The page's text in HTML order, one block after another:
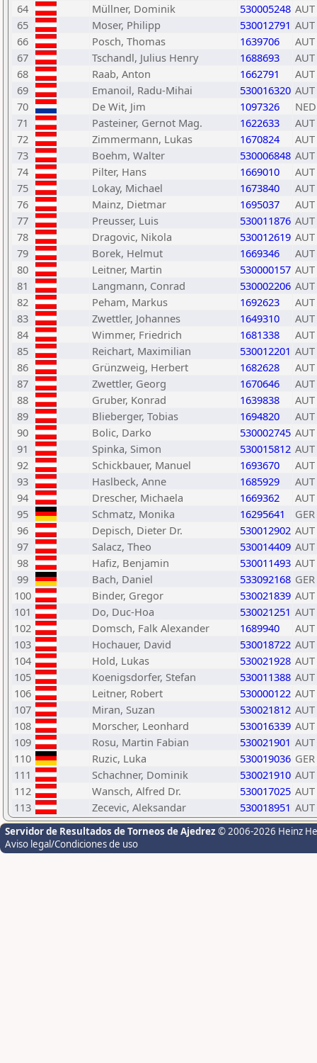
64
Müllner, Dominik 530005248 AUT
65
Moser, Philipp 530012791 AUT
66
Posch, Thomas 1639706
AUT
67
Tschandl, Julius Henry 1688693
AUT
68
Raab, Anton 1662791
AUT
69
Emanoil, Radu-Mihai 530016320 AUT
70
De Wit, Jim 1097326
NED
71
Pasteiner, Gernot Mag. 1622633
AUT
72
Zimmermann, Lukas 1670824
AUT
73
Boehm, Walter 530006848 AUT
74
Pilter, Hans 1669010
AUT
75
Lokay, Michael 1673840
AUT
76
Mainz, Dietmar 1695037
AUT
77
Preusser, Luis 530011876 AUT
78
Dragovic, Nikola 530012619 AUT
79
Borek, Helmut 1669346
AUT
80
Leitner, Martin 530000157 AUT
81
Langmann, Conrad 530002206 AUT
82
Peham, Markus 1692623
AUT
83
Zwettler, Johannes 1649310
AUT
84
Wimmer, Friedrich 1681338
AUT
85
Reichart, Maximilian 530012201 AUT
86
Grünzweig, Herbert 1682628
AUT
87
Zwettler, Georg 1670646
AUT
88
Gruber, Konrad 1639838
AUT
89
Blieberger, Tobias 1694820
AUT
90
Bolic, Darko 530002745 AUT
91
Spinka, Simon 530015812 AUT
92
Schickbauer, Manuel 1693670
AUT
93
Haslbeck, Anne 1685929
AUT
94
Drescher, Michaela 1669362
AUT
95
Schmatz, Monika 16295641
GER
96
Depisch, Dieter Dr. 530012902 AUT
97
Salacz, Theo 530014409 AUT
98
Hafiz, Benjamin 530011493 AUT
99
Bach, Daniel 533092168 GER
100
Binder, Gregor 530021839 AUT
101
Do, Duc-Hoa 530021251 AUT
102
Domsch, Falk Alexander 1689940
AUT
103
Hochauer, David 530018722 AUT
104
Hold, Lukas 530021928 AUT
105
Koenigsdorfer, Stefan 530011388 AUT
106
Leitner, Robert 530000122 AUT
107
Miran, Suzan 530021812 AUT
108
Morscher, Leonhard 530016339 AUT
109
Rosu, Martin Fabian 530021901 AUT
110
Ruzic, Luka 530019036 GER
111
Schachner, Dominik 530021910 AUT
112
Wansch, Alfred Dr. 530017025 AUT
113
Zecevic, Aleksandar 530018951 AUT
Servidor de Resultados de Torneos de Ajedrez © 2006-2026 Heinz
Aviso legal/Condiciones de uso